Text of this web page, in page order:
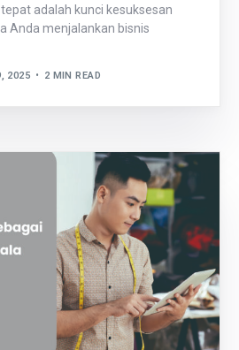
adalah kunci kesuksesan
Anda menjalankan bisnis
2025 2 MIN READ